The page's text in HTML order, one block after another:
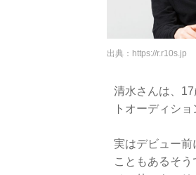
出典： https://r.r10s.jp
清水さんは、
トオーディシ
実はデビュー前
こともあるそう